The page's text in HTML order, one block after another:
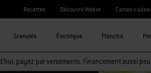
Recettes Découvrir Weber Cartes-
Granulés Électrique Plancha
payez par versements. Financement aussi